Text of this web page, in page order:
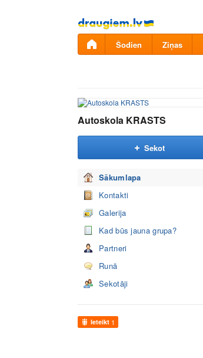
Pāriet
uz
saturu
Šodien Ziņas
Autoskola KRASTS
Sekot
Sākumlapa
Kontakti
Galerija
Kad būs jauna grupa?
Partneri
Runā
Sekotāji
Ieteikt 1